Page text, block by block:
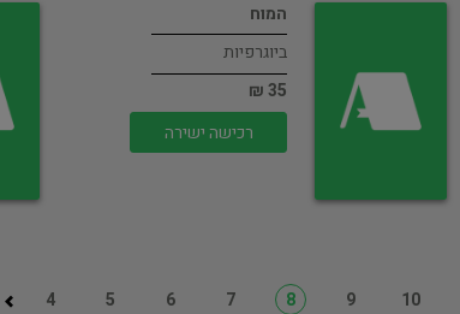
המוח
ביוגרפיות
35 ₪
רכישה ישירה
4 5 6 7 8 9 10